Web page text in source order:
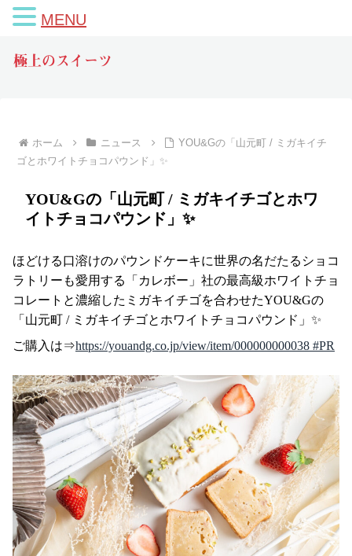
極上のスイーツ
ホーム ニュース
YOU&Gの「山元町 / ミガキイチ
ゴとホワイトチョコパウンド」✨
YOU&Gの「山元町 / ミガキイチゴとホワ
イトチョコパウンド」✨
ほどける口溶けのパウンドケーキに世界の名だたるショコ
ラトリーも愛用する「カレボー」社の最高級ホワイトチョ
コレートと濃縮したミガキイチゴを合わせたYOU&Gの
「山元町 / ミガキイチゴとホワイトチョコパウンド」✨
ご購入は⇒https://youandg.co.jp/view/item/000000000038 #PR
MENU